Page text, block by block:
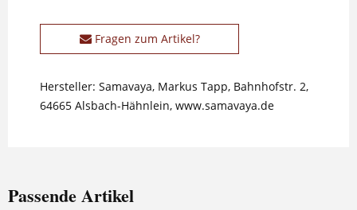
Fragen zum Artikel?
Hersteller: Samavaya, Markus Tapp, Bahnhofstr. 2,
64665 Alsbach-Hähnlein, www.samavaya.de
Passende Artikel